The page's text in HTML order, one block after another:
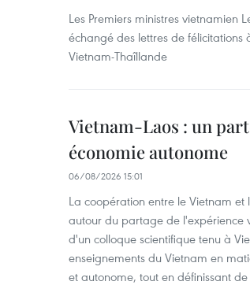
Les Premiers ministres vietnamien
échangé des lettres de
Vietnam-Thaîllande
Vietnam-Laos : un
économie autonome
06/08/2026 15:01
La coopération entre le Vietnam et
autour du partage de l'expérience
d'un colloque scientifique tenu à
enseignements du Vietnam en
et autonome, tout en définissant